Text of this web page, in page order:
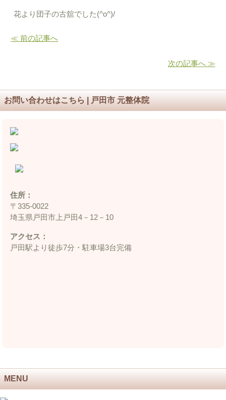
花より団子の古舘でした(^o^)/
≪ 前の記事へ
次の記事へ ≫
お問い合わせはこちら | 戸田市 元整体院
住所：
〒335‐0022
埼玉県戸田市上戸田4－12－10
アクセス：
戸田駅より徒歩7分・駐車場3台完備
MENU